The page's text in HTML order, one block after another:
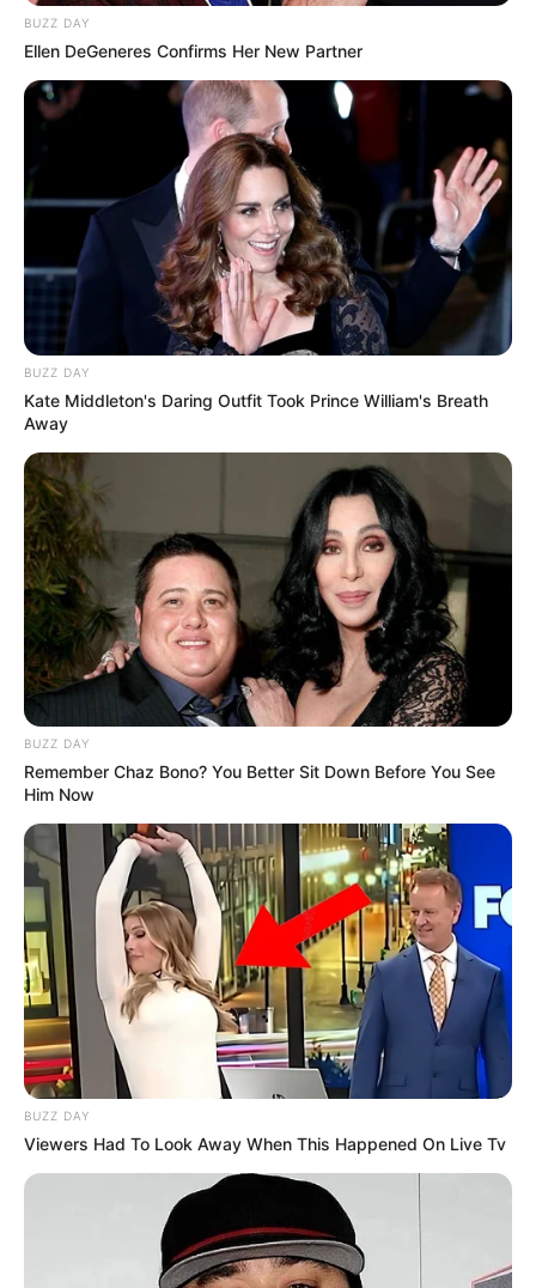
BUZZ DAY
Ellen DeGeneres Confirms Her New Partner
BUZZ DAY
Kate Middleton's Daring Outfit Took Prince William's Breath
Away
BUZZ DAY
Remember Chaz Bono? You Better Sit Down Before You See
Him Now
BUZZ DAY
Viewers Had To Look Away When This Happened On Live Tv